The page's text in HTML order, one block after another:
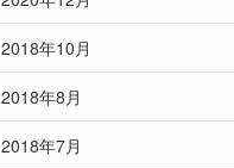
2018年10月
2018年8月
2018年7月